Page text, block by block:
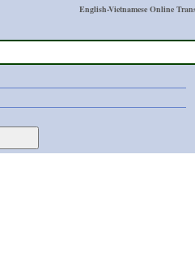
English-Vietnamese Online